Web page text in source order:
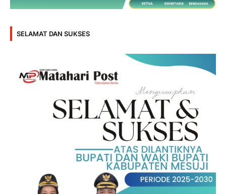
SELAMAT DAN SUKSES